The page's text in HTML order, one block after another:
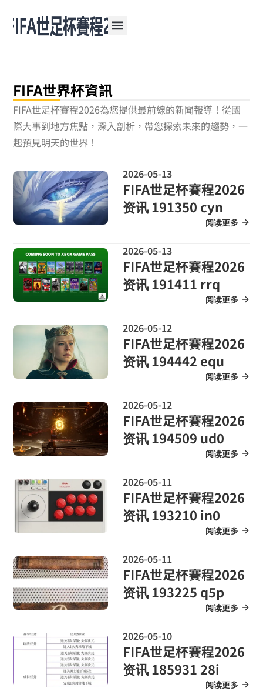
FIFA世界杯資訊
FIFA世足杯賽程2026為您提供最前線的新聞報導！從國
際大事到地方焦點，深入剖析，帶您探索未來的趨勢，一
起預見明天的世界！
2026-05-13
FIFA世足杯賽程2026
资讯 191350 cyn
阅读更多
2026-05-13
FIFA世足杯賽程2026
资讯 191411 rrq
阅读更多
2026-05-12
FIFA世足杯賽程2026
资讯 194442 equ
阅读更多
2026-05-12
FIFA世足杯賽程2026
资讯 194509 ud0
阅读更多
2026-05-11
FIFA世足杯賽程2026
资讯 193210 in0
阅读更多
2026-05-11
FIFA世足杯賽程2026
资讯 193225 q5p
阅读更多
2026-05-10
FIFA世足杯賽程2026
资讯 185931 28i
阅读更多